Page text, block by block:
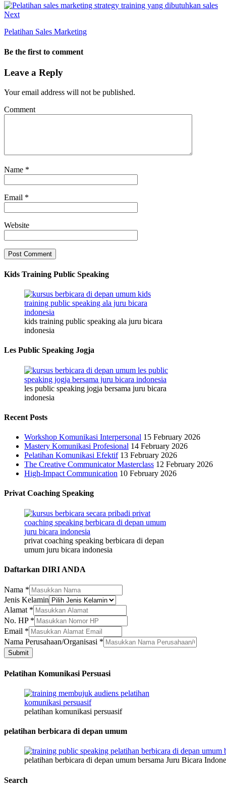
Next
Pelatihan Sales Marketing
Be the first to comment
Leave a Reply
Your email address will not be published.
Comment
Name *
Email *
Website
Kids Training Public Speaking
kids training public speaking ala juru bicara
indonesia
Les Public Speaking Jogja
les public speaking jogja bersama juru bicara
indonesia
Recent Posts
Workshop Komunikasi Interpersonal 15 February 2026
Mastery Komunikasi Profesional 14 February 2026
Pelatihan Komunikasi Efektif 13 February 2026
The Creative Communicator Masterclass 12 February 2026
High-Impact Communication 10 February 2026
Privat Coaching Speaking
privat coaching speaking berbicara di depan
umum juru bicara indonesia
Daftarkan DIRI ANDA
Nama *
Jenis Kelamin
Jenis
Alamat
Nama
Alamat *
No. HP *
Email *
Nama Perusahaan/Organisasi *
Submit
Pelatihan Komunikasi Persuasi
pelatihan komunikasi persuasif
pelatihan berbicara di depan umum
pelatihan berbicara di depan umum bersama Juru Bicara
Search